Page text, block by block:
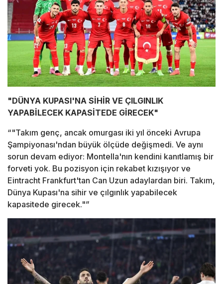
"DÜNYA KUPASI'NA SİHİR VE ÇILGINLIK
YAPABİLECEK KAPASİTEDE GİRECEK"
“"Takım genç, ancak omurgası iki yıl önceki Avrupa
Şampiyonası'ndan büyük ölçüde değişmedi. Ve aynı
sorun devam ediyor: Montella'nın kendini kanıtlamış bir
forveti yok. Bu pozisyon için rekabet kızışıyor ve
Eintracht Frankfurt'tan Can Uzun adaylardan biri. Takım,
Dünya Kupası'na sihir ve çılgınlık yapabilecek
kapasitede girecek."”